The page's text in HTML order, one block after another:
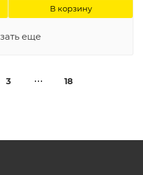
В корзину
еще
3 18